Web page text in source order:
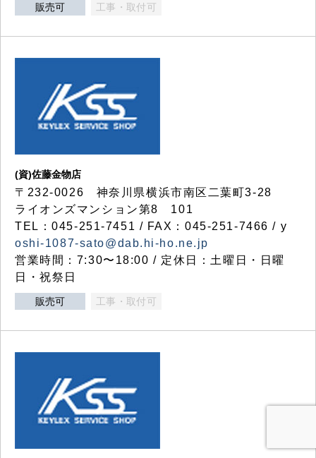
販売可 工事・取付可
(資)佐藤金物店
〒232-0026 神奈川県横浜市南区二葉町3-28
ライオンズマンション第8 101
TEL：045-251-7451 / FAX：045-251-7466 / y
oshi-1087-sato@dab.hi-ho.ne.jp
営業時間：7:30〜18:00 / 定休日：土曜日・日曜
日・祝祭日
販売可 工事・取付可